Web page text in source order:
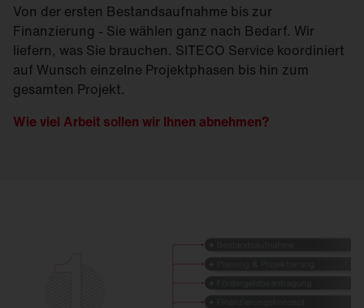
Von der ersten Bestandsaufnahme bis zur
Finanzierung - Sie wählen ganz nach Bedarf. Wir
liefern, was Sie brauchen. SITECO Service koordiniert
auf Wunsch einzelne Projektphasen bis hin zum
gesamten Projekt.
Wie viel Arbeit sollen wir Ihnen abnehmen?